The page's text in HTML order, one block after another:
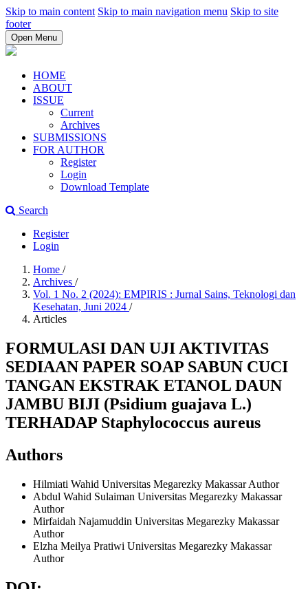
Skip to main content Skip to main navigation menu Skip to site
footer
Open Menu
HOME
ABOUT
ISSUE
Current
Archives
SUBMISSIONS
FOR AUTHOR
Register
Login
Download Template
Search
Register
Login
Home /
Archives /
Vol. 1 No. 2 (2024): EMPIRIS : Jurnal Sains, Teknologi dan
Kesehatan, Juni 2024 /
Articles
FORMULASI DAN UJI AKTIVITAS
SEDIAAN PAPER SOAP SABUN CUCI
TANGAN EKSTRAK ETANOL DAUN
JAMBU BIJI (Psidium guajava L.)
TERHADAP Staphylococcus aureus
Authors
Hilmiati Wahid Universitas Megarezky MakassarAuthor
Abdul Wahid Sulaiman Universitas Megarezky Makassar
Author
Mirfaidah Najamuddin Universitas Megarezky Makassar
Author
Elzha Meilya Pratiwi Universitas Megarezky Makassar
Author